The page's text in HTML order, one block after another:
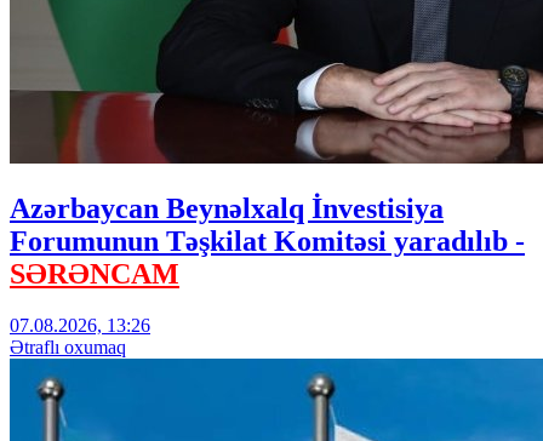
Azərbaycan Beynəlxalq İnvestisiya
Forumunun Təşkilat Komitəsi yaradılıb -
SƏRƏNCAM
07.08.2026, 13:26
Ətraflı oxumaq